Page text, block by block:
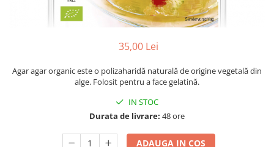
PRODUSE ECO / ORGANICE
REMEDII NATURISTE
35,00 Lei
Agar agar organic este o polizaharidă naturală de origine vegetală din
alge. Folosit pentru a face gelatină.
IN STOC
Durata de livrare: 48 ore
ADAUGA IN COS